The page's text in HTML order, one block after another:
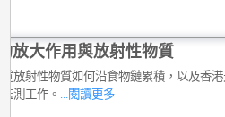
放大作用與放射性物質
放射性物質如何沿食物鏈累積，以及香
測工作。
...閱讀更多